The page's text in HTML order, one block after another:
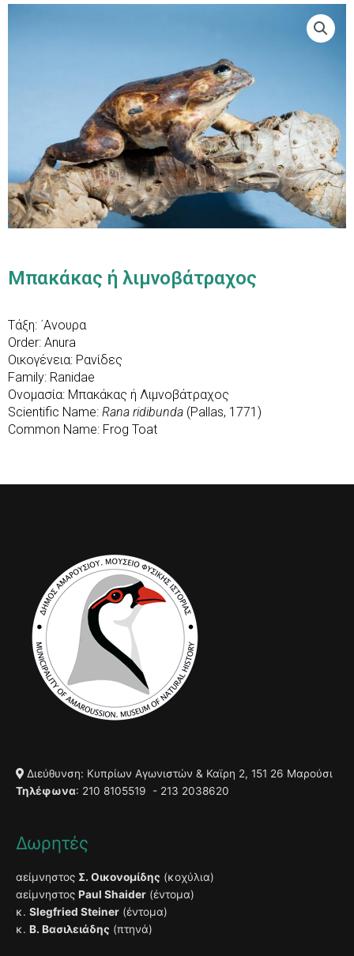
Μπακάκας ή λιμνοβάτραχος
Τάξη: ΄Ανουρα
Order: Anura
Οικογένεια: Ρανίδες
Family: Ranidae
Ονομασία: Μπακάκας ή Λιμνοβάτραχος
Scientific Name: Rana ridibunda (Pallas, 1771)
Common Name: Frog Toat
Διεύθυνση: Κυπρίων Αγωνιστών & Καϊρη 2, 151 26 Μαρούσι
Τηλέφωνα: 210 8105519 - 213 2038620
Δωρητές
αείμνηστος Σ. Οικονομίδης (κοχύλια)
αείμνηστος Paul Shaider (έντομα)
κ. Slegfried Steiner (έντομα)
κ. Β. Βασιλειάδης (πτηνά)